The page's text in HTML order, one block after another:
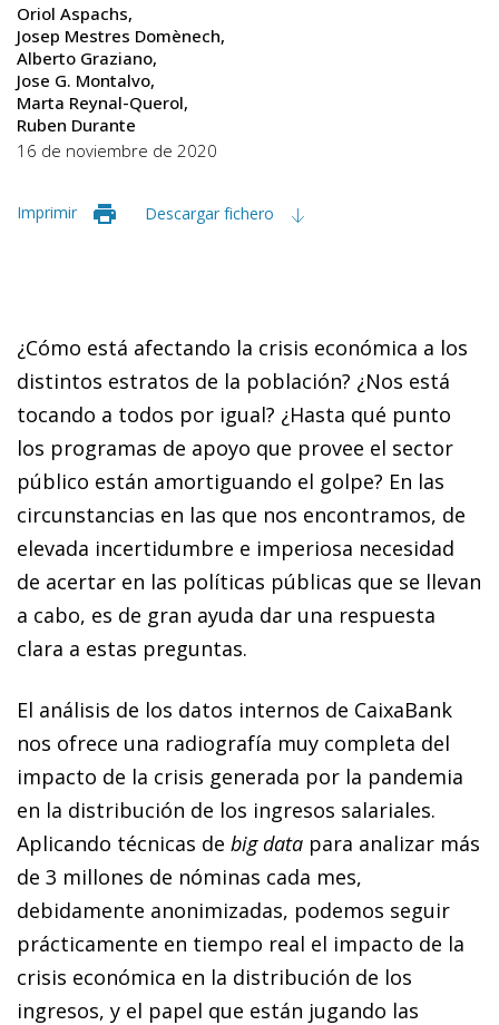
Oriol Aspachs
Josep Mestres Domènech
Alberto Graziano
Jose G. Montalvo
Marta Reynal-Querol
Ruben Durante
16 de noviembre de 2020
Imprimir Descargar fichero
¿Cómo está afectando la crisis económica a los
distintos estratos de la población? ¿Nos está
tocando a todos por igual? ¿Hasta qué punto
los programas de apoyo que provee el sector
público están amortiguando el golpe? En las
circunstancias en las que nos encontramos, de
elevada incertidumbre e imperiosa necesidad
de acertar en las políticas públicas que se llevan
a cabo, es de gran ayuda dar una respuesta
clara a estas preguntas.
El análisis de los datos internos de CaixaBank
nos ofrece una radiografía muy completa del
impacto de la crisis generada por la pandemia
en la distribución de los ingresos salariales.
Aplicando técnicas de big data para analizar más
de 3 millones de nóminas cada mes,
debidamente anonimizadas, podemos seguir
prácticamente en tiempo real el impacto de la
crisis económica en la distribución de los
ingresos, y el papel que están jugando las